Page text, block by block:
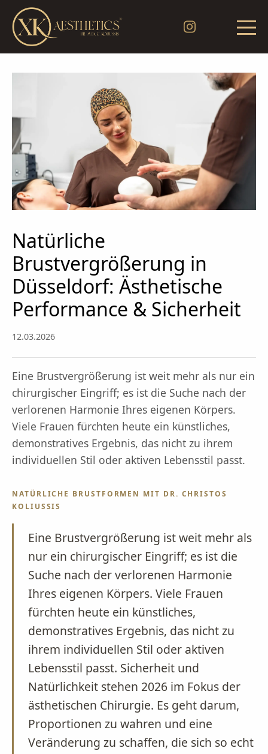
Natürliche
Brustvergrößerung in
Düsseldorf: Ästhetische
Performance & Sicherheit
12.03.2026
Eine Brustvergrößerung ist weit mehr als nur ein
chirurgischer Eingriff; es ist die Suche nach der
verlorenen Harmonie Ihres eigenen Körpers.
Viele Frauen fürchten heute ein künstliches,
demonstratives Ergebnis, das nicht zu ihrem
individuellen Stil oder aktiven Lebensstil passt.
NATÜRLICHE BRUSTFORMEN MIT DR. CHRISTOS
KOLIUSSIS
Eine Brustvergrößerung ist weit mehr als
nur ein chirurgischer Eingriff; es ist die
Suche nach der verlorenen Harmonie
Ihres eigenen Körpers. Viele Frauen
fürchten heute ein künstliches,
demonstratives Ergebnis, das nicht zu
ihrem individuellen Stil oder aktiven
Lebensstil passt. Sicherheit und
Natürlichkeit stehen 2026 im Fokus der
ästhetischen Chirurgie. Es geht darum,
Proportionen zu wahren und eine
Veränderung zu schaffen, die sich so echt